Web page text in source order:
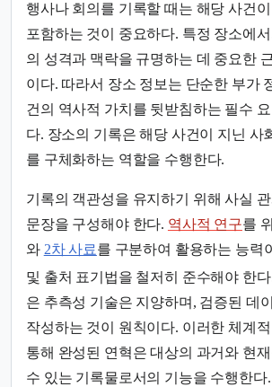
행사나 회의를 기록할 때는 해당 사건
포함하는 것이 중요하다. 특정 장소에
의 성격과 맥락을 규명하는 데 중요한
이다. 따라서 장소 정보는 단순한 부가
건의 역사적 가치를 뒷받침하는 필수
다. 장소의 기록은 해당 사건이 지닌 사
를 구체화하는 역할을 수행한다.
기록의 객관성을 유지하기 위해 사실
문장을 구성해야 한다. 역사적 연구를
와 2차 사료를 구분하여 활용하는 능력
및 출처 표기법을 철저히 준수해야 한
은 추측성 기술은 지양하며, 검증된 데
작성하는 것이 원칙이다. 이러한 체계
통해 완성된 연혁은 대상의 과거와 현
수 있는 기록물로서의 기능을 수행한다.